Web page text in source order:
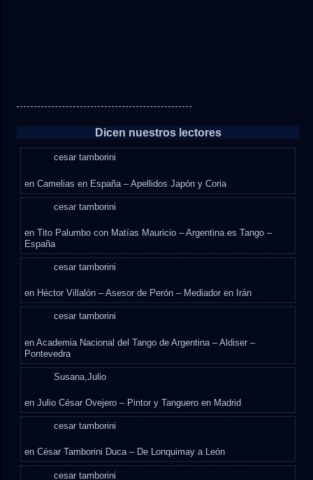
Dicen nuestros lectores
cesar tamborini
enCamelias en España – Apellidos Japón y Coria
cesar tamborini
enTito Palumbo con Matías Mauricio – Argentina es Tango –
España
cesar tamborini
en Héctor Villalón – Asesor de Perón – Mediador en Irán
cesar tamborini
enAcademia Nacional del Tango de Argentina – Aldiser –
Pontevedra
Susana,Julio
enJulio César Ovejero – Pintor y Tanguero en Madrid
cesar tamborini
enCésar Tamborini Duca – De Lonquimay a León
cesar tamborini